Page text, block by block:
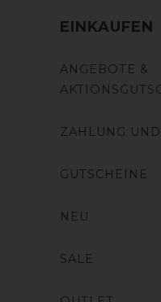
EINKAUFEN
ANGEBOTE &
ZAHLUNG
GUTSCHEINE
NEU
SALE